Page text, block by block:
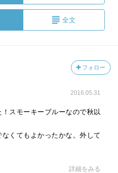
全文
フォロー
2016.05.31
スモーキーブルーなので秋以
くてもよかったかな。外して
詳細をみる